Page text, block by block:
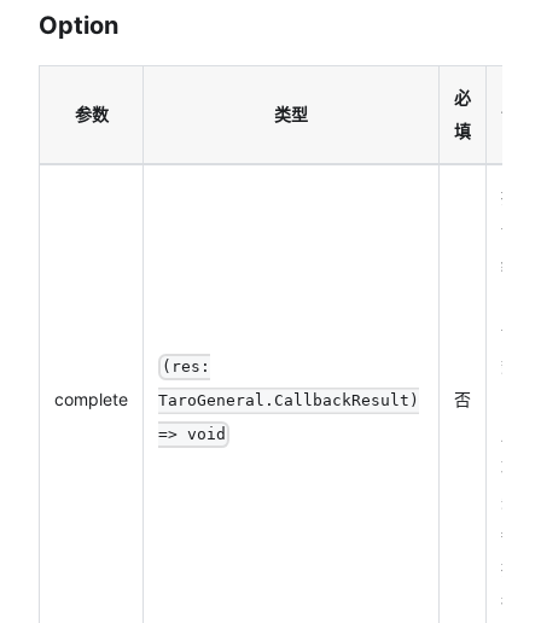
Option
参数 类型
必
填
说明
complete
(res:
TaroGeneral.CallbackResult)
=> void
否
接口
调用
结束
调函
数
功、
失败
都会
执
行）